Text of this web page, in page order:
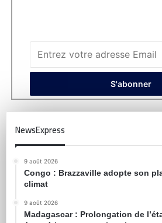
NewsExpress
9 août 2026
Congo : Brazzaville adopte son
climat
9 août 2026
Madagascar : Prolongation de